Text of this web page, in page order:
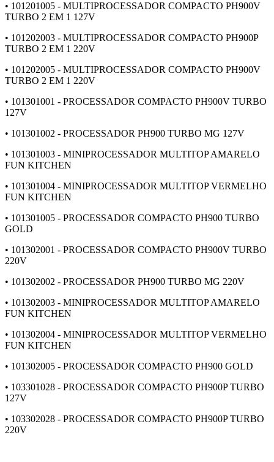
• 101201005 - MULTIPROCESSADOR COMPACTO PH900V
TURBO 2 EM 1 127V
• 101202003 - MULTIPROCESSADOR COMPACTO PH900P
TURBO 2 EM 1 220V
• 101202005 - MULTIPROCESSADOR COMPACTO PH900V
TURBO 2 EM 1 220V
• 101301001 - PROCESSADOR COMPACTO PH900V TURBO
127V
• 101301002 - PROCESSADOR PH900 TURBO MG 127V
• 101301003 - MINIPROCESSADOR MULTITOP AMARELO
FUN KITCHEN
• 101301004 - MINIPROCESSADOR MULTITOP VERMELHO
FUN KITCHEN
• 101301005 - PROCESSADOR COMPACTO PH900 TURBO
GOLD
• 101302001 - PROCESSADOR COMPACTO PH900V TURBO
220V
• 101302002 - PROCESSADOR PH900 TURBO MG 220V
• 101302003 - MINIPROCESSADOR MULTITOP AMARELO
FUN KITCHEN
• 101302004 - MINIPROCESSADOR MULTITOP VERMELHO
FUN KITCHEN
• 101302005 - PROCESSADOR COMPACTO PH900 GOLD
• 103301028 - PROCESSADOR COMPACTO PH900P TURBO
127V
• 103302028 - PROCESSADOR COMPACTO PH900P TURBO
220V